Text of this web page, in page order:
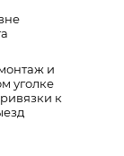
и
уголке
к